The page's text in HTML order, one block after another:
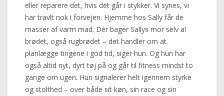
eller reparere det, hvis det går i stykker. Vi synes, vi
har travlt nok i forvejen. Hjemme hos Sally får de
masser af varm mad. Dér bager Sallys mor selv al
brødet, også rugbrødet – det handler om at
planlægge tingene i god tid, siger hun. Og hun har
også altid nyt, dyrt tøj på og går til fitness mindst to
gange om ugen. Hun signalerer helt igennem styrke
og stolthed – over både sit køn, sin race og sin